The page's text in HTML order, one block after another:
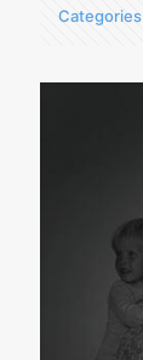
Categories